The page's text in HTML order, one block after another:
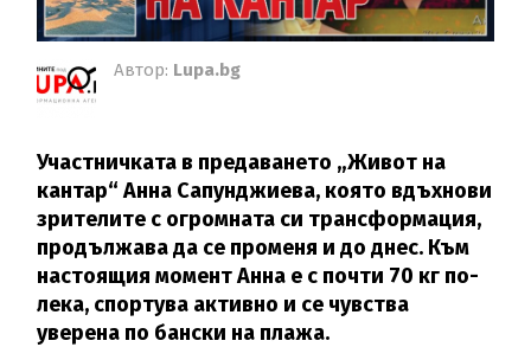
Автор: Lupa.bg
Участничката в предаването „Живот на
кантар“ Анна Сапунджиева, която вдъхнови
зрителите с огромната си трансформация,
продължава да се променя и до днес. Към
настоящия момент Анна е с почти 70 кг по-
лека, спортува активно и се чувства
уверена по бански на плажа.